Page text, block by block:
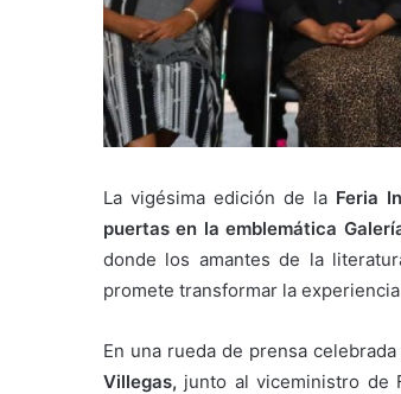
La vigésima edición de la Feria
puertas en la emblemática
donde los amantes de la
promete transformar la
En una rueda de prensa
Villegas, junto al viceministro de